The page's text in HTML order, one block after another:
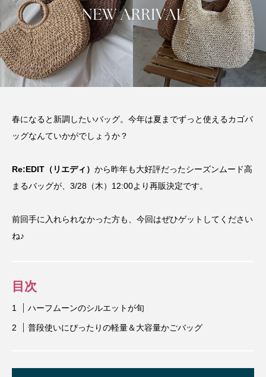
春になると新調したいバッグ。今年は夏までずっと使えるカゴバ
ッグなんていかがでしょうか？
Re:EDIT（リエディ） から昨年も大好評だったシーズンムード高
まるバッグが、3/28（木）12:00より再販決定です。
前回手に入れられなかった方も、今回はぜひゲットしてください
ね♪
目次
ハーフムーンのシルエットが旬
普段使いにぴったりの軽量＆大容量かごバッグ